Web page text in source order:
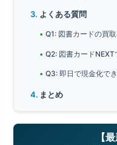
よくある質問
Q1: 図書カードの買
Q2: 図書カードNEXT
Q3: 即日で現金化で
まとめ
【